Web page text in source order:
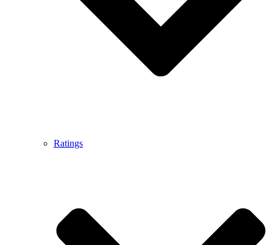
Ratings